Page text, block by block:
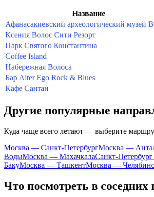
Название
Афанасакиевский археологический музей
Ксения Волос Сити Резорт
Парк Святого Константина
Coffee Island
Набережная Волоса
Бар Alter Ego Rock & Blues
Кафе Сантан
Другие популярные
Куда чаще всего летают — выберите
Москва — Санкт-ПетербургМосква —
ВодыМосква — МахачкалаСанкт-
БакуМосква — ТашкентМосква —
Что посмотреть в соседних